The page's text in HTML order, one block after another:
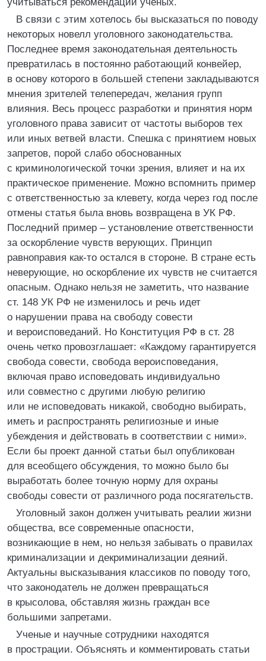
В связи с этим хотелось бы высказаться по поводу
некоторых новелл уголовного законодательства.
Последнее время законодательная деятельность
превратилась в постоянно работающий конвейер,
в основу которого в большей степени закладываются
мнения зрителей телепередач, желания групп
влияния. Весь процесс разработки и принятия норм
уголовного права зависит от частоты выборов тех
или иных ветвей власти. Спешка с принятием новых
запретов, порой слабо обоснованных
с криминологической точки зрения, влияет и на их
практическое применение. Можно вспомнить пример
с ответственностью за клевету, когда через год после
отмены статья была вновь возвращена в УК РФ.
Последний пример – установление ответственности
за оскорбление чувств верующих. Принцип
равноправия как-то остался в стороне. В стране есть
неверующие, но оскорбление их чувств не считается
опасным. Однако нельзя не заметить, что название
ст. 148 УК РФ не изменилось и речь идет
о нарушении права на свободу совести
и вероисповеданий. Но Конституция РФ в ст. 28
очень четко провозглашает: «Каждому гарантируется
свобода совести, свобода вероисповедания,
включая право исповедовать индивидуально
или совместно с другими любую религию
или не исповедовать никакой, свободно выбирать,
иметь и распространять религиозные и иные
убеждения и действовать в соответствии с ними».
Если бы проект данной статьи был опубликован
для всеобщего обсуждения, то можно было бы
выработать более точную норму для охраны
свободы совести от различного рода посягательств.
Уголовный закон должен учитывать реалии жизни
общества, все современные опасности,
возникающие в нем, но нельзя забывать о правилах
криминализации и декриминализации деяний.
Актуальны высказывания классиков по поводу того,
что законодатель не должен превращаться
в крысолова, обставляя жизнь граждан все
большими запретами.
Ученые и научные сотрудники находятся
в прострации. Объяснять и комментировать статьи